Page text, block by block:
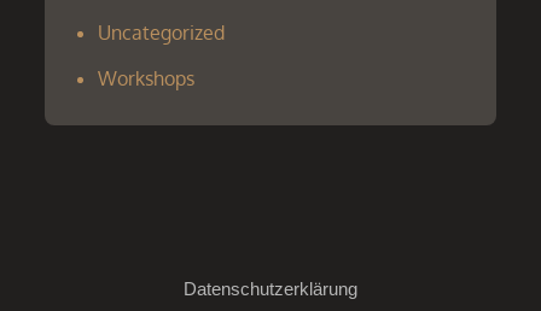
Uncategorized
Workshops
Datenschutzerklärung